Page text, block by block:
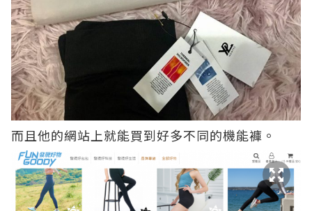
而且他的網站上就能買到好多不同的機能褲。